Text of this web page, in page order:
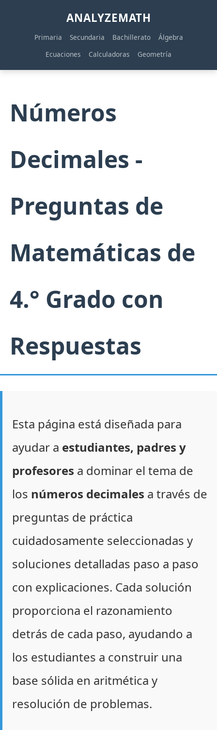
ANALYZEMATH
Primaria Secundaria Bachillerato
Álgebra
Ecuaciones
Calculadoras Geometría
Números
Decimales -
Preguntas de
Matemáticas de
4.° Grado con
Respuestas
Esta página está diseñada para
ayudar a estudiantes, padres y
profesores a dominar el tema de
los números decimales a través de
preguntas de práctica
cuidadosamente seleccionadas y
soluciones detalladas paso a paso
con explicaciones. Cada solución
proporciona el razonamiento
detrás de cada paso, ayudando a
los estudiantes a construir una
base sólida en aritmética y
resolución de problemas.